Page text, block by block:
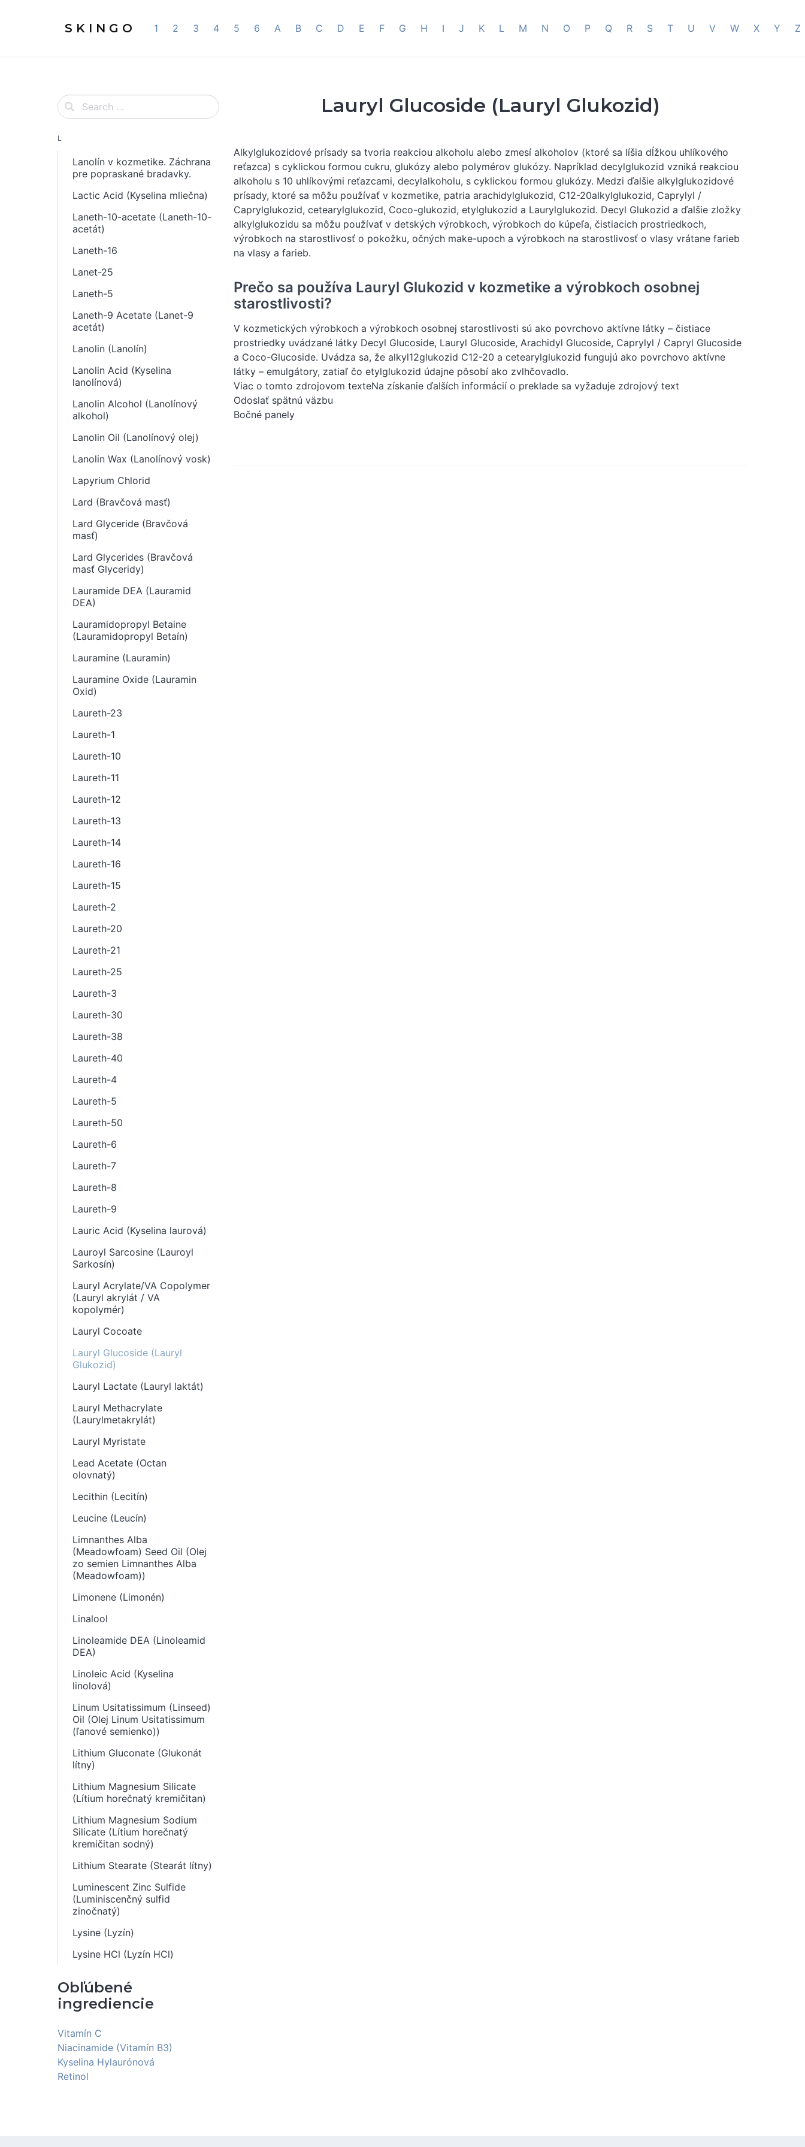
S K I N G O 1 2 3 4 5 6 A B C D E F G H I J K L M N O P Q R S T U V W X Y Z
L
Lanolín v kozmetike. Záchrana
pre popraskané bradavky.
Lactic Acid (Kyselina mliečna)
Laneth-10-acetate (Laneth-10-
acetát)
Laneth-16
Lanet-25
Laneth-5
Laneth-9 Acetate (Lanet-9
acetát)
Lanolin (Lanolín)
Lanolin Acid (Kyselina
lanolínová)
Lanolin Alcohol (Lanolínový
alkohol)
Lanolin Oil (Lanolínový olej)
Lanolin Wax (Lanolínový vosk)
Lapyrium Chlorid
Lard (Bravčová masť)
Lard Glyceride (Bravčová
masť)
Lard Glycerides (Bravčová
masť Glyceridy)
Lauramide DEA (Lauramid
DEA)
Lauramidopropyl Betaine
(Lauramidopropyl Betaín)
Lauramine (Lauramin)
Lauramine Oxide (Lauramin
Oxid)
Laureth-23
Laureth-1
Laureth-10
Laureth-11
Laureth-12
Laureth-13
Laureth-14
Laureth-16
Laureth-15
Laureth-2
Laureth-20
Laureth-21
Laureth-25
Laureth-3
Laureth-30
Laureth-38
Laureth-40
Laureth-4
Laureth-5
Laureth-50
Laureth-6
Laureth-7
Laureth-8
Laureth-9
Lauric Acid (Kyselina laurová)
Lauroyl Sarcosine (Lauroyl
Sarkosín)
Lauryl Acrylate/VA Copolymer
(Lauryl akrylát / VA
kopolymér)
Lauryl Cocoate
Lauryl Glucoside (Lauryl
Glukozid)
Lauryl Lactate (Lauryl laktát)
Lauryl Methacrylate
(Laurylmetakrylát)
Lauryl Myristate
Lead Acetate (Octan
olovnatý)
Lecithin (Lecitín)
Leucine (Leucín)
Limnanthes Alba
(Meadowfoam) Seed Oil (Olej
zo semien Limnanthes Alba
(Meadowfoam))
Limonene (Limonén)
Linalool
Linoleamide DEA (Linoleamid
DEA)
Linoleic Acid (Kyselina
linolová)
Linum Usitatissimum (Linseed)
Oil (Olej Linum Usitatissimum
(ľanové semienko))
Lithium Gluconate (Glukonát
lítny)
Lithium Magnesium Silicate
(Lítium horečnatý kremičitan)
Lithium Magnesium Sodium
Silicate (Lítium horečnatý
kremičitan sodný)
Lithium Stearate (Stearát lítny)
Luminescent Zinc Sulfide
(Luminiscenčný sulfid
zinočnatý)
Lysine (Lyzín)
Lysine HCl (Lyzín HCl)
Obľúbené
ingrediencie
Vitamín C
Niacinamide (Vitamín B3)
Kyselina Hylaurónová
Retinol
Lauryl Glucoside (Lauryl Glukozid)
Alkylglukozidové prísady sa tvoria reakciou alkoholu alebo zmesí alkoholov (ktoré sa líšia dĺžkou uhlíkového
reťazca) s cyklickou formou cukru, glukózy alebo polymérov glukózy. Napríklad decylglukozid vzniká reakciou
alkoholu s 10 uhlíkovými reťazcami, decylalkoholu, s cyklickou formou glukózy. Medzi ďalšie alkylglukozidové
prísady, ktoré sa môžu používať v kozmetike, patria arachidylglukozid, C12-20alkylglukozid, Caprylyl /
Caprylglukozid, cetearylglukozid, Coco-glukozid, etylglukozid a Laurylglukozid. Decyl Glukozid a ďalšie zložky
alkylglukozidu sa môžu používať v detských výrobkoch, výrobkoch do kúpeľa, čistiacich prostriedkoch,
výrobkoch na starostlivosť o pokožku, očných make-upoch a výrobkoch na starostlivosť o vlasy vrátane farieb
na vlasy a farieb.
Prečo sa používa Lauryl Glukozid v kozmetike a výrobkoch osobnej
starostlivosti?
V kozmetických výrobkoch a výrobkoch osobnej starostlivosti sú ako povrchovo aktívne látky – čistiace
prostriedky uvádzané látky Decyl Glucoside, Lauryl Glucoside, Arachidyl Glucoside, Caprylyl / Capryl Glucoside
a Coco-Glucoside. Uvádza sa, že alkyl12glukozid C12-20 a cetearylglukozid fungujú ako povrchovo aktívne
látky – emulgátory, zatiaľ čo etylglukozid údajne pôsobí ako zvlhčovadlo.
Viac o tomto zdrojovom texteNa získanie ďalších informácií o preklade sa vyžaduje zdrojový text
Odoslať spätnú väzbu
Bočné panely